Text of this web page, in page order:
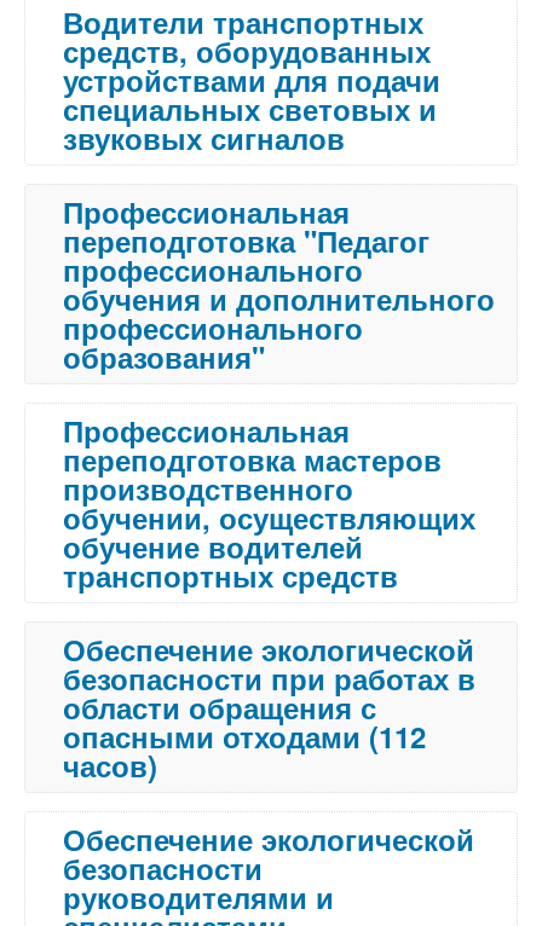
Водители транспортных
средств, оборудованных
устройствами для подачи
специальных световых и
звуковых сигналов
Профессиональная
переподготовка "Педагог
профессионального
обучения и дополнительного
профессионального
образования"
Профессиональная
переподготовка мастеров
производственного
обучении, осуществляющих
обучение водителей
транспортных средств
Обеспечение экологической
безопасности при работах в
области обращения с
опасными отходами (112
часов)
Обеспечение экологической
безопасности
руководителями и